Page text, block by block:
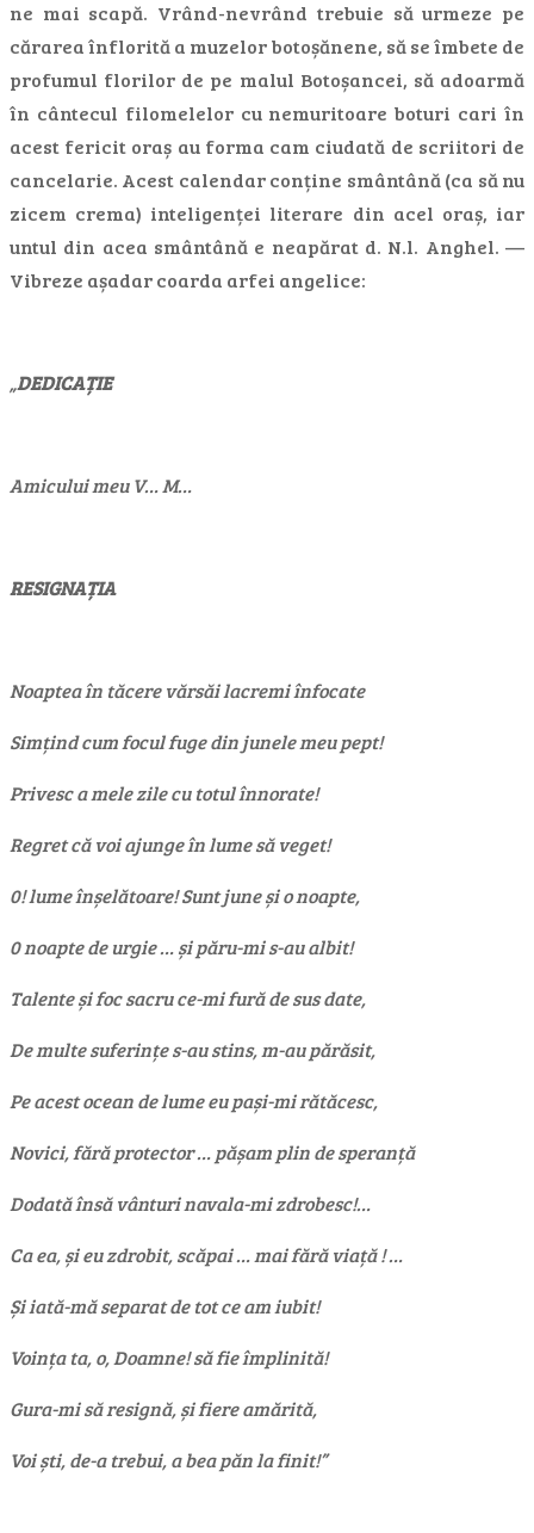
ne mai scapă. Vrând-nevrând trebuie să urmeze pe
cărarea înflorită a muzelor botoșănene, să se îmbete de
profumul florilor de pe malul Botoșancei, să adoarmă
în cântecul filomelelor cu nemuritoare boturi cari în
acest fericit oraș au forma cam ciudată de scriitori de
cancelarie. Acest calendar conține smântână (ca să nu
zicem crema) inteligenței literare din acel oraș, iar
untul din acea smântână e neapărat d. N.l. Anghel. —
Vibreze așadar coarda arfei angelice:
„DEDICAȚIE
Amicului meu V… M…
RESIGNAȚIA
Noaptea în tăcere vărsăi lacremi înfocate
Simțind cum focul fuge din junele meu pept!
Privesc a mele zile cu totul înnorate!
Regret că voi ajunge în lume să veget!
0! lume înșelătoare! Sunt june și o noapte,
0 noapte de urgie … și păru-mi s-au albit!
Talente și foc sacru ce-mi fură de sus date,
De multe suferințe s-au stins, m-au părăsit,
Pe acest ocean de lume eu pași-mi rătăcesc,
Novici, fără protector … pășam plin de speranță
Dodată însă vânturi navala-mi zdrobesc!…
Ca ea, și eu zdrobit, scăpai … mai fără viață ! …
Și iată-mă separat de tot ce am iubit!
Voința ta, o, Doamne! să fie împlinită!
Gura-mi să resignă, și fiere amărită,
Voi ști, de-a trebui, a bea păn la finit!”